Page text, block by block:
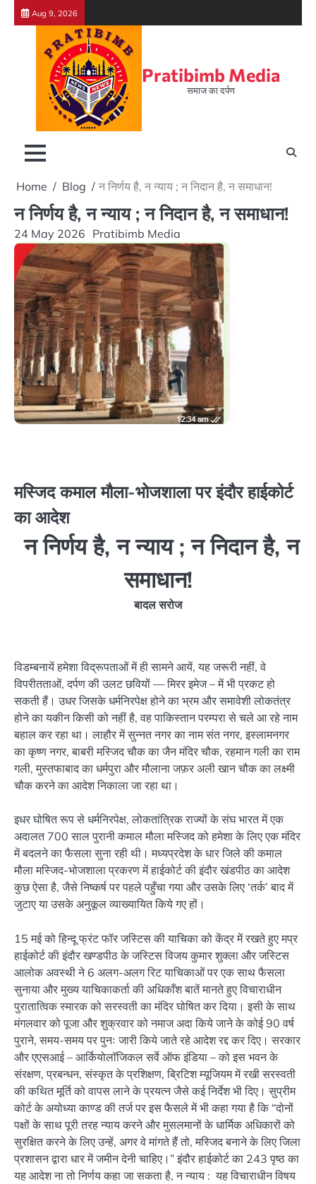
Skip
Aug 9, 2026
Pratibimb Media
समाज का दर्पण
Home Blog न निर्णय है, न न्याय ; न निदान है, न समाधान!
न निर्णय है, न न्याय ; न निदान है, न समाधान!
24 May 2026 Pratibimb Media
मस्जिद कमाल मौला-भोजशाला पर इंदौर हाईकोर्ट
का आदेश
न निर्णय है, न न्याय ; न निदान है, न
समाधान!
बादल सरोज
विडम्बनायें हमेशा विद्रूपताओं में ही सामने आयें, यह जरूरी नहीं, वे
विपरीतताओं, दर्पण की उलट छवियों — मिरर इमेज – में भी प्रकट हो
सकती हैं। उधर जिसके धर्मनिरपेक्ष होने का भ्रम और समावेशी लोकतंत्र
होने का यकीन किसी को नहीं है, वह पाकिस्तान परम्परा से चले आ रहे नाम
बहाल कर रहा था। लाहौर में सुन्नत नगर का नाम संत नगर, इस्लामनगर
का कृष्ण नगर, बाबरी मस्जिद चौक का जैन मंदिर चौक, रहमान गली का राम
गली, मुस्तफाबाद का धर्मपुरा और मौलाना जफ़र अली खान चौक का लक्ष्मी
चौक करने का आदेश निकाला जा रहा था।
इधर घोषित रूप से धर्मनिरपेक्ष, लोकतांत्रिक राज्यों के संघ भारत में एक
अदालत 700 साल पुरानी कमाल मौला मस्जिद को हमेशा के लिए एक मंदिर
में बदलने का फैसला सुना रही थी। मध्यप्रदेश के धार जिले की कमाल
मौला मस्जिद-भोजशाला प्रकरण में हाईकोर्ट की इंदौर खंडपीठ का आदेश
कुछ ऐसा है, जैसे निष्कर्ष पर पहले पहुँचा गया और उसके लिए ‘तर्क’ बाद में
जुटाए या उसके अनुकूल व्याख्यायित किये गए हों।
15 मई को हिन्दू फ्रंट फॉर जस्टिस की याचिका को केंद्र में रखते हुए मप्र
हाईकोर्ट की इंदौर खण्डपीठ के जस्टिस विजय कुमार शुक्ला और जस्टिस
आलोक अवस्थी ने 6 अलग-अलग रिट याचिकाओं पर एक साथ फैसला
सुनाया और मुख्य याचिकाकर्ता की अधिकाँश बातें मानते हुए विचाराधीन
पुरातात्विक स्मारक को सरस्वती का मंदिर घोषित कर दिया। इसी के साथ
मंगलवार को पूजा और शुक्रवार को नमाज अदा किये जाने के कोई 90 वर्ष
पुराने, समय-समय पर पुनः जारी किये जाते रहे आदेश रद्द कर दिए। सरकार
और एएसआई – आर्कियोलॉजिकल सर्वे ऑफ इंडिया – को इस भवन के
संरक्षण, प्रबन्धन, संस्कृत के प्रशिक्षण, ब्रिटिश म्यूजियम में रखी सरस्वती
की कथित मूर्ति को वापस लाने के प्रयत्न जैसे कई निर्देश भी दिए। सुप्रीम
कोर्ट के अयोध्या काण्ड की तर्ज पर इस फैसले में भी कहा गया है कि “दोनों
पक्षों के साथ पूरी तरह न्याय करने और मुसलमानों के धार्मिक अधिकारों को
सुरक्षित करने के लिए उन्हें, अगर वे मांगते हैं तो, मस्जिद बनाने के लिए जिला
प्रशासन द्वारा धार में जमीन देनी चाहिए।” इंदौर हाईकोर्ट का 243 पृष्ठ का
यह आदेश ना तो निर्णय कहा जा सकता है, न न्याय : यह विचाराधीन विषय